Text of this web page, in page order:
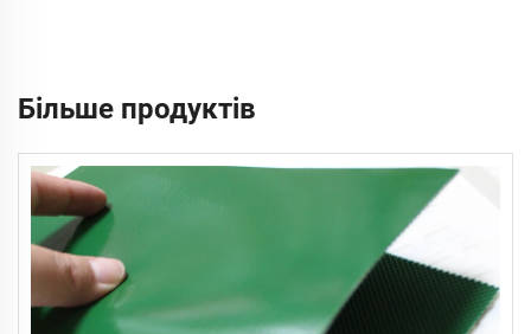
Більше продуктів